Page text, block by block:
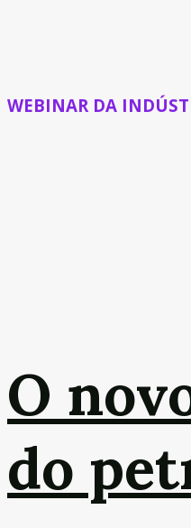
WEBINAR DA
O
do